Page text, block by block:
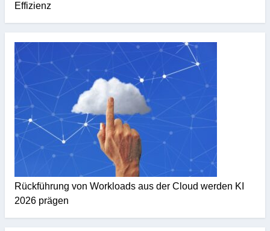
Effizienz
Rückführung von Workloads aus der Cloud werden KI
2026 prägen